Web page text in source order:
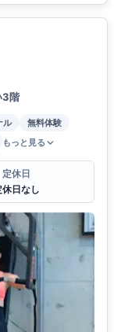
3階
ル
無料体験
もっと見る
定休日
休日なし